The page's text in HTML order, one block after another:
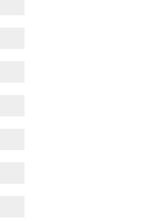
x yükseklik 300 cm
RULOSU RUTUBETİ
esnek katlanabilirdir.
(1. Kalite)
söktükten sonra sağa sola